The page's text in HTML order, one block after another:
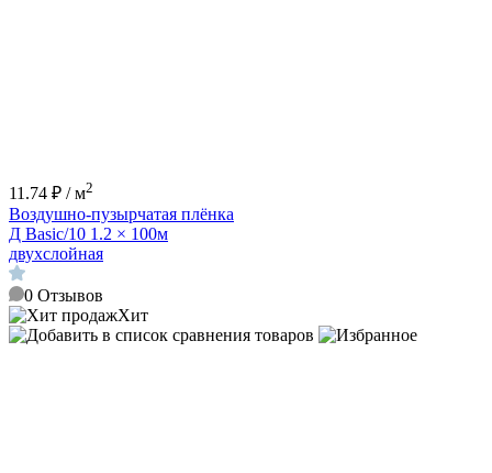
11.74 ₽ / м2
Воздушно-пузырчатая плёнка
Д Basic/10 1.2 × 100м
двухслойная
0 Отзывов
Хит